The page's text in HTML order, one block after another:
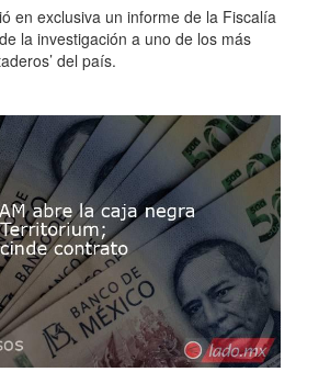
en exclusiva un informe de la Fiscalía
la investigación a uno de los más
del país.